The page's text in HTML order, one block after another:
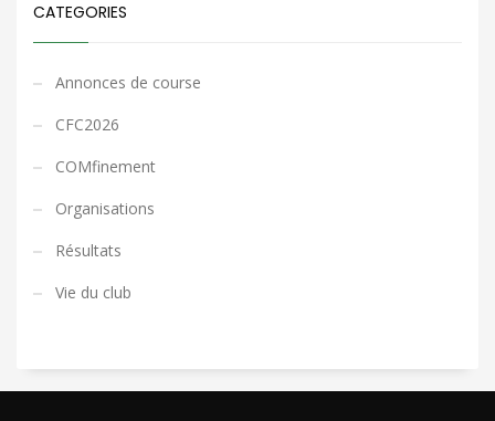
CATEGORIES
Annonces de course
CFC2026
COMfinement
Organisations
Résultats
Vie du club